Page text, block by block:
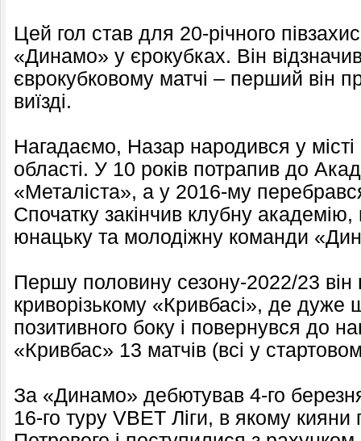
Цей гол став для 20-річного
«Динамо» у єрокубках. Він
єврокубковому матчі – перший він
виїзді.
Нагадаємо, Назар народився у
області. У 10 років потрапив до
«Металіста», а у 2016-му
Спочатку закінчив клубну академію,
юнацьку та молодіжну команди
Першу половину сезону-2022/23 він
криворізькому «Кривбасі», де дуже
позитивного боку і повернувся до
«Кривбас» 13 матчів (всі у
За «Динамо» дебютував 4-го
16-го туру VBET Ліги, в якому кияни